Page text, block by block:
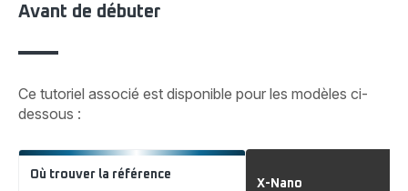
Avant de débuter
Ce tutoriel associé est disponible pour les modèles ci-
dessous :
Où trouver la référence
X-Nano